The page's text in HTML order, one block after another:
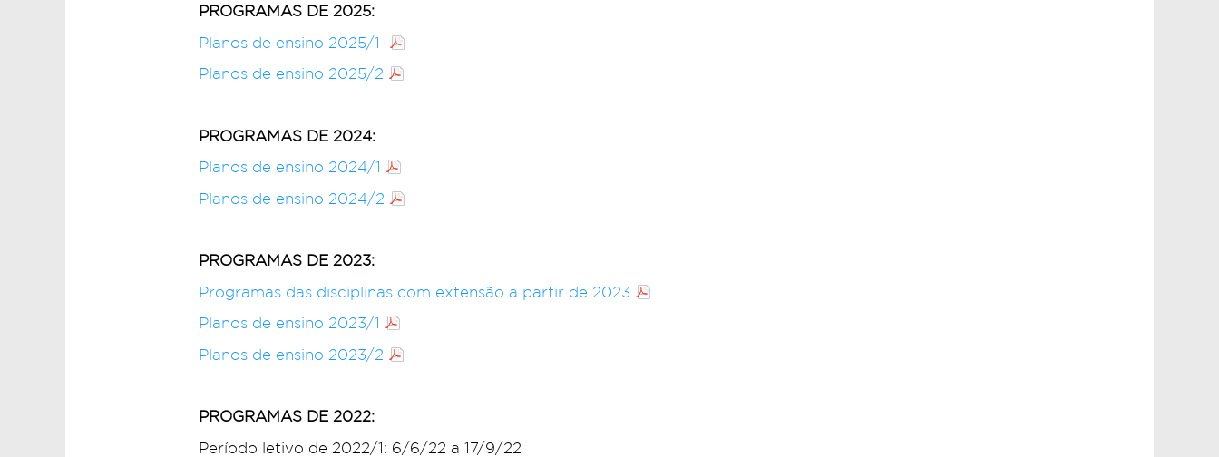
PROGRAMAS DE 2025:
Planos de ensino 2025/1
Planos de ensino 2025/2
PROGRAMAS DE 2024:
Planos de ensino 2024/1
Planos de ensino 2024/2
PROGRAMAS DE 2023:
Programas das disciplinas com extensão a partir de 2023
Planos de ensino 2023/1
Planos de ensino 2023/2
PROGRAMAS DE 2022:
Período letivo de 2022/1: 6/6/22 a 17/9/22